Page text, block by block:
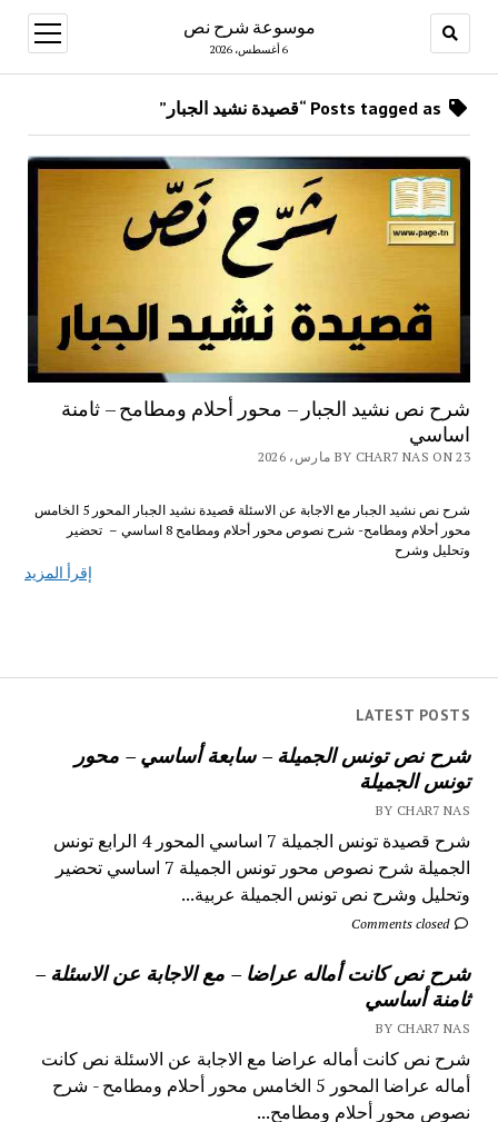
موسوعة شرح نص
6 أغسطس، 2026
open
menu
LATEST POSTS
شرح نص تونس الجميلة – سابعة أساسي – محور
تونس الجميلة
BY CHAR7 NAS
شرح قصيدة تونس الجميلة 7 اساسي المحور 4 الرابع تونس
الجميلة شرح نصوص محور تونس الجميلة 7 اساسي تحضير
وتحليل وشرح نص تونس الجميلة عربية...
Comments closed
شرح نص كانت أماله عراضا – مع الاجابة عن الاسئلة –
ثامنة أساسي
BY CHAR7 NAS
شرح نص كانت أماله عراضا مع الاجابة عن الاسئلة نص كانت
أماله عراضا المحور 5 الخامس محور أحلام ومطامح - شرح
نصوص محور أحلام ومطامح...
شرح نص نشيد الجبار – محور أحلام ومطامح – ثامنة
اساسي
BY CHAR7 NAS ON 23 مارس، 2026
شرح نص نشيد الجبار مع الاجابة عن الاسئلة قصيدة نشيد الجبار المحور 5 الخامس
محور أحلام ومطامح- شرح نصوص محور أحلام ومطامح 8 اساسي – تحضير
وتحليل وشرح
إقرأ المزيد